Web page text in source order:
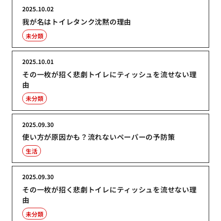
我が名はトイレタンク沈黙の理由
2025.10.02
未分類
その一枚が招く悲劇トイレにティッシュを流せない理
由
2025.10.01
未分類
使い方が原因かも？流れないペーパーの予防策
2025.09.30
生活
その一枚が招く悲劇トイレにティッシュを流せない理
由
2025.09.30
未分類